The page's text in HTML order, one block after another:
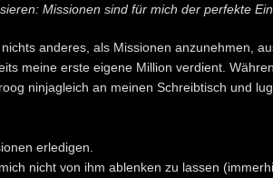
Missionen sind für mich der perfekte
anderes, als Missionen anzunehmen,
meine erste eigene Million verdient.
ninjagleich an meinen Schreibtisch und
erledigen.
nicht von ihm ablenken zu lassen